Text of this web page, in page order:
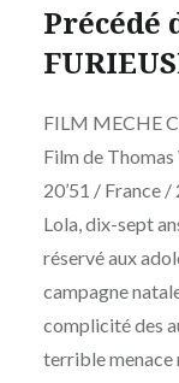
Précédé
FILM MECHE
Film de
20’51 / France /
Lola, dix-sept
réservé aux
campagne
complicité des
terrible menace